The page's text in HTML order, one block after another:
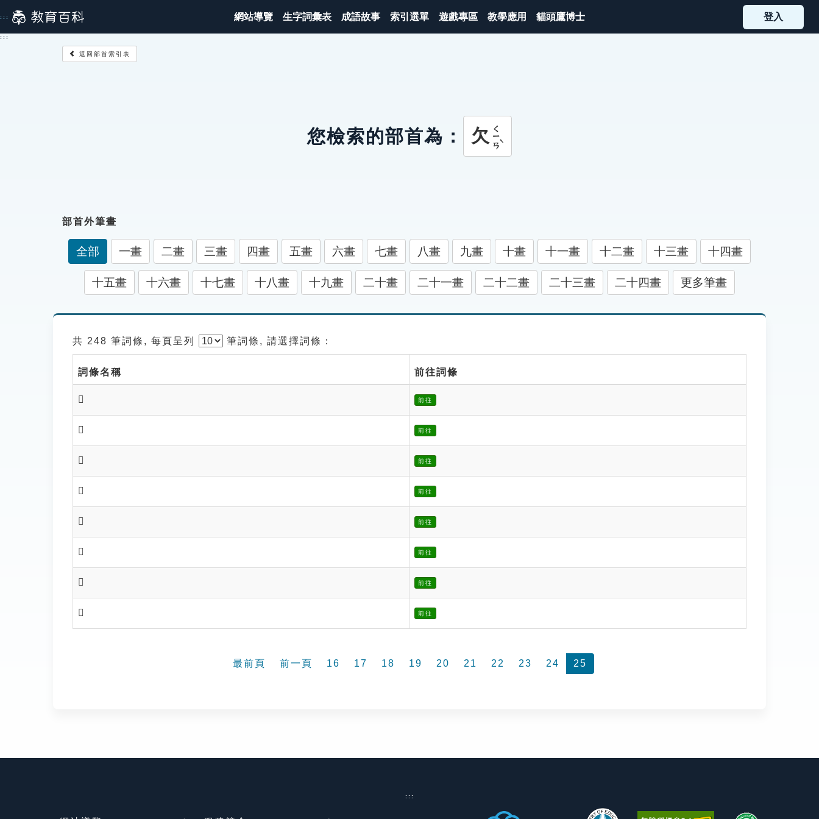
到
主
::: 網站導覽 生字詞彙表 成語故事 索引選單 遊戲專區 教學應用 貓頭鷹博士 登入
:::
返回部首索引表
您檢索的部首為： 欠 ㄑㄧㄢˋ
部首外筆畫
全部 一畫 二畫 三畫 四畫 五畫 六畫 七畫 八畫 九畫 十畫 十一畫 十二畫 十三畫 十四畫
十五畫 十六畫 十七畫 十八畫 十九畫 二十畫 二十一畫 二十二畫 二十三畫 二十四畫 更多筆畫
共 248 筆詞條, 每頁呈列 筆詞條, 請選擇詞條：
詞條名稱 前往詞條
𦆃 前往
𣤻 前往
𣤻 前往
𣤼 前往
𣤼 前往
𣤿 前往
𣥀 前往
𣥁 前往
最前頁 前一頁 16 17 18 19 20 21 22 23 24 25
:::